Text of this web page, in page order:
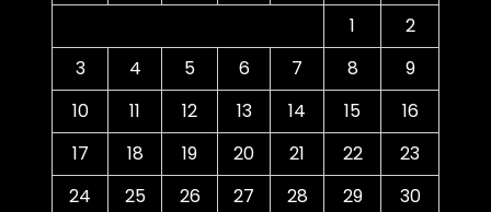
1
2
3
4 5 6 7 8
9
10
11 12 13 14 15
16
17
18 19 20 21 22
23
24
25 26 27 28 29
30